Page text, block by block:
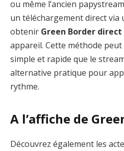
ou même l’ancien
un téléchargement direct via
obtenir Green Border
appareil. Cette méthode
simple et rapide que le
alternative pratique pour
rythme.
A l’affiche de
Découvrez également les